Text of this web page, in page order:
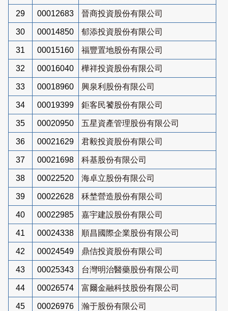
29 00012683 晉商投資股份有限公司
30 00014850 郁添投資股份有限公司
31 00015160 福豐置地股份有限公司
32 00016040 樺祥投資股份有限公司
33 00018960 興泉利股份有限公司
34 00019399 鉅客民饕股份有限公司
35 00020950 五星資產管理股份有限公司
36 00021629 君毅投資股份有限公司
37 00021698 科基股份有限公司
38 00022520 海卓立股份有限公司
39 00022628 秝埜營造股份有限公司
40 00022985 嘉宇建設股份有限公司
41 00024338 順昌國際企業股份有限公司
42 00024549 鼎佶投資股份有限公司
43 00025343 台灣明治醫藥股份有限公司
44 00026574 富爾金融科技股份有限公司
45 00026976 瀚于股份有限公司